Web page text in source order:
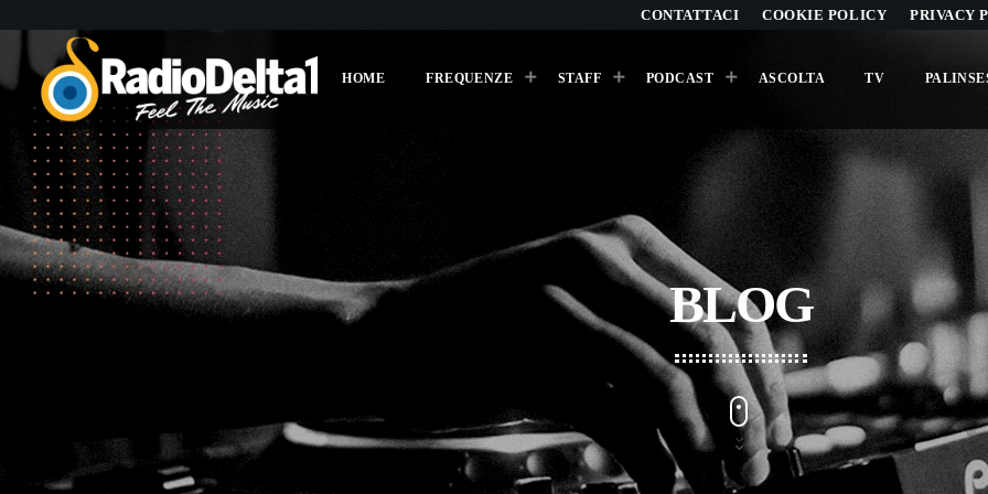
CONTATTACI COOKIE POLICY PRIVACY
HOME FREQUENZE STAFF PODCAST ASCOLTA TV
ARCHIVI
Agosto 2026
Luglio 2026
Maggio 2026
Aprile 2026
Marzo 2026
Febbraio 2026
BLOG